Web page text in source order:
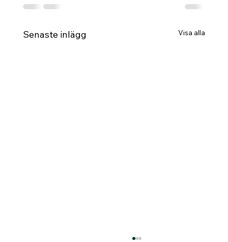
Senaste inlägg Visa alla